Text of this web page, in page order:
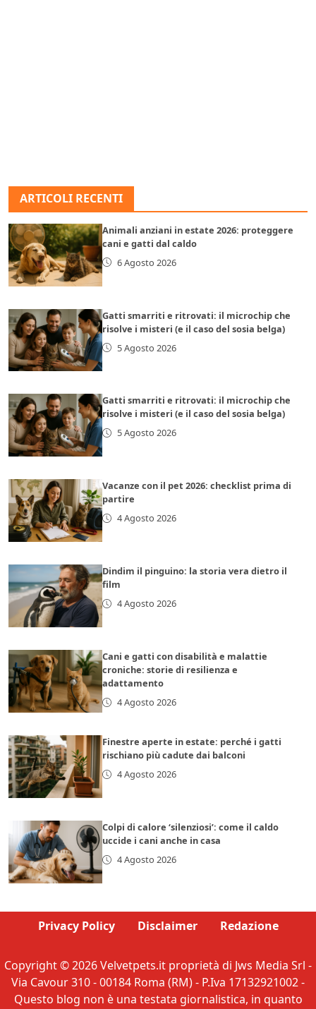
ARTICOLI RECENTI
Animali anziani in estate 2026: proteggere
cani e gatti dal caldo
6 Agosto 2026
Gatti smarriti e ritrovati: il microchip che
risolve i misteri (e il caso del sosia belga)
5 Agosto 2026
Gatti smarriti e ritrovati: il microchip che
risolve i misteri (e il caso del sosia belga)
5 Agosto 2026
Vacanze con il pet 2026: checklist prima di
partire
4 Agosto 2026
Dindim il pinguino: la storia vera dietro il
film
4 Agosto 2026
Cani e gatti con disabilità e malattie
croniche: storie di resilienza e
adattamento
4 Agosto 2026
Finestre aperte in estate: perché i gatti
rischiano più cadute dai balconi
4 Agosto 2026
Colpi di calore ‘silenziosi’: come il caldo
uccide i cani anche in casa
4 Agosto 2026
Privacy Policy Disclaimer Redazione
Copyright © 2026 Velvetpets.it proprietà di Jws Media Srl -
Via Cavour 310 - 00184 Roma (RM) - P.Iva 17132921002 -
Questo blog non è una testata giornalistica, in quanto